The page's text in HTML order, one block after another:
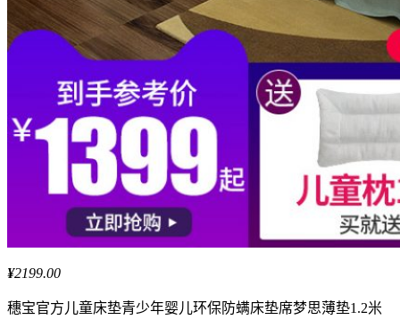
¥2199.00
穗宝官方儿童床垫青少年婴儿环保防螨床垫席梦思薄垫1.2米